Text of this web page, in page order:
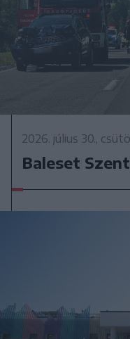
2026. július 30.,
Baleset